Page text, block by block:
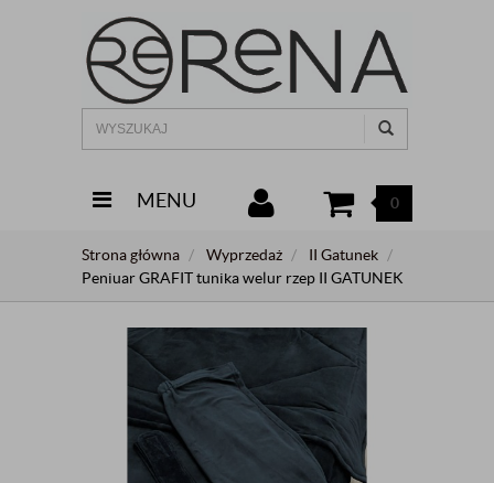
MENU 0
Strona główna Wyprzedaż
II Gatunek
Peniuar GRAFIT tunika welur rzep II GATUNEK